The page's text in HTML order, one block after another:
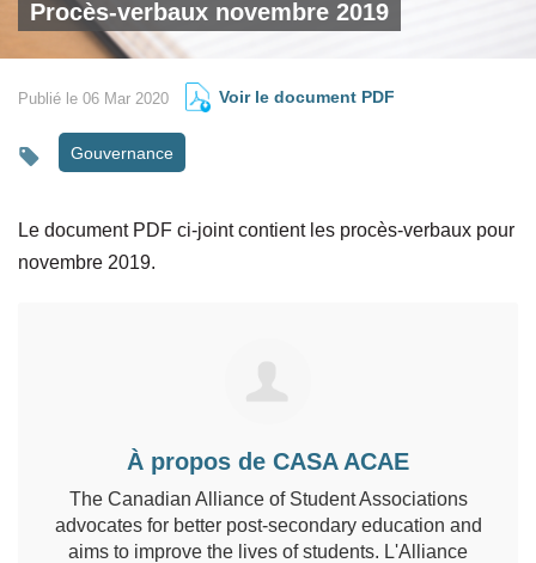
Procès-verbaux novembre 2019
Publié le 06 Mar 2020 Voir le document PDF
Gouvernance
Le document PDF ci-joint contient les procès-verbaux pour
novembre 2019.
À propos de CASA ACAE
The Canadian Alliance of Student Associations
advocates for better post-secondary education and
aims to improve the lives of students. L'Alliance